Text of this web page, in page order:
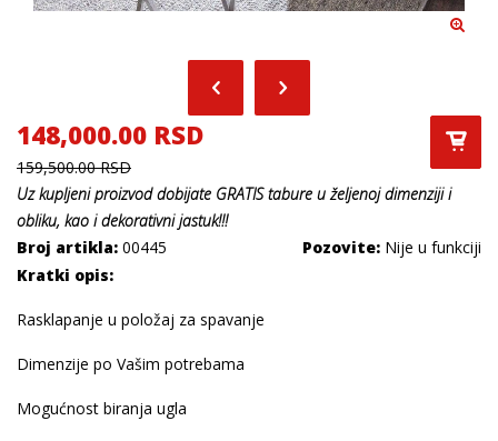
148,000.00 RSD
159,500.00 RSD
Uz kupljeniproizvod dobijate GRATIS tabure u željenoj dimenziji i
obliku, kao i dekorativni jastuk!!!
Broj artikla: 00445 Pozovite: Nije u funkciji
Kratki opis:
Rasklapanje u položaj za spavanje
Dimenzije po Vašim potrebama
Mogućnost biranja ugla